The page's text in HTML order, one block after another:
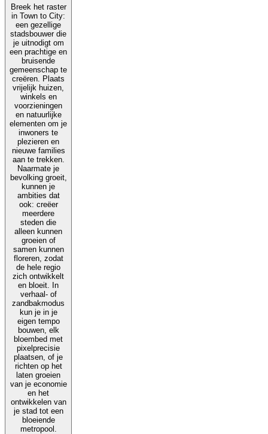
Breek het raster
in Town to City:
een gezellige
stadsbouwer die
je uitnodigt om
een prachtige en
bruisende
gemeenschap te
creëren. Plaats
vrijelijk huizen,
winkels en
voorzieningen
en natuurlijke
elementen om je
inwoners te
plezieren en
nieuwe families
aan te trekken.
Naarmate je
bevolking groeit,
kunnen je
ambities dat
ook: creëer
meerdere
steden die
alleen kunnen
groeien of
samen kunnen
floreren, zodat
de hele regio
zich ontwikkelt
en bloeit. In
verhaal- of
zandbakmodus
kun je in je
eigen tempo
bouwen, elk
bloembed met
pixelprecisie
plaatsen, of je
richten op het
laten groeien
van je economie
en het
ontwikkelen van
je stad tot een
bloeiende
metropool.